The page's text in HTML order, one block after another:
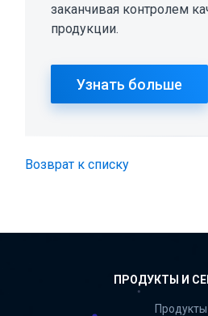
заканчивая контролем
продукции.
Узнать больше
Возврат к списку
ПРОДУКТЫ И
Продукты